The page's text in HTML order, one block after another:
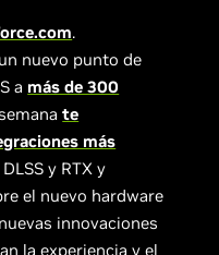
.
nuevo punto de
a más de 300
te
más
y RTX y
el nuevo hardware
innovaciones
la experiencia y el